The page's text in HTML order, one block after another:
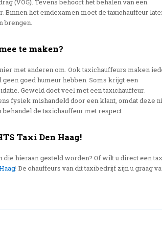
(VOG). Tevens behoort het behalen van een
Binnen het eindexamen moet de taxichauffeur
brengen.
te maken?
met anderen om. Ook taxichauffeurs maken
goed humeur hebben. Soms krijgt een
Geweld doet veel met een taxichauffeur.
fysiek mishandeld door een klant, omdat deze
de taxichauffeur met respect.
Taxi Den Haag!
hieraan gesteld worden? Of wilt u direct een
! De chauffeurs van dit taxibedrijf zijn u graag